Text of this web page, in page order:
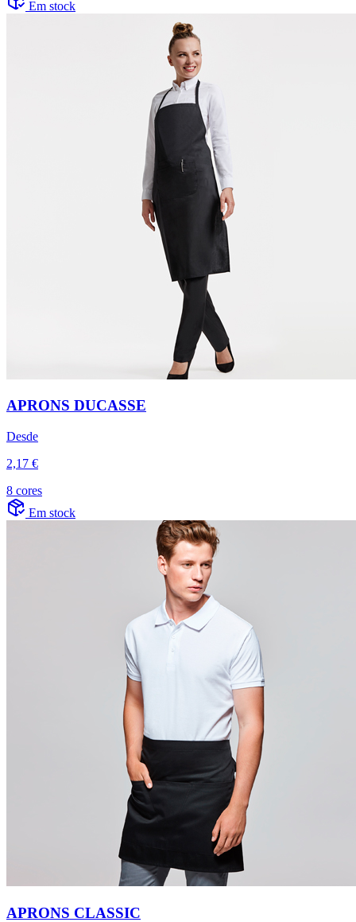
Em stock
APRONS DUCASSE
Desde
2,17 €
8 cores
Em stock
APRONS CLASSIC